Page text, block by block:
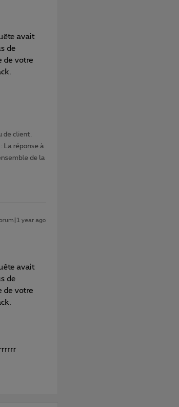
avait
de
de votre
client.
La réponse à
de la
year ago
avait
de
de votre